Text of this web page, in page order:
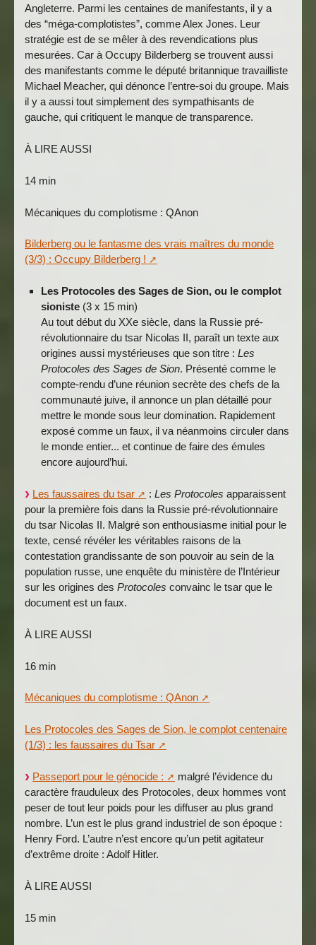
Angleterre. Parmi les centaines de manifestants, il y a
des “méga-complotistes”, comme Alex Jones. Leur
stratégie est de se mêler à des revendications plus
mesurées. Car à Occupy Bilderberg se trouvent aussi
des manifestants comme le député britannique travailliste
Michael Meacher, qui dénonce l’entre-soi du groupe. Mais
il y a aussi tout simplement des sympathisants de
gauche, qui critiquent le manque de transparence.
À LIRE AUSSI
14 min
Mécaniques du complotisme : QAnon
Bilderberg ou le fantasme des vrais maîtres du monde
(3/3) : Occupy Bilderberg !
Les Protocoles des Sages de Sion, ou le complot
sioniste(3 x 15 min)
Au tout début du XXe siècle, dans la Russie pré-
révolutionnaire du tsar Nicolas II, paraît un texte aux
origines aussi mystérieuses que son titre : Les
Protocoles des Sages de Sion. Présenté comme le
compte-rendu d’une réunion secrète des chefs de la
communauté juive, il annonce un plan détaillé pour
mettre le monde sous leur domination. Rapidement
exposé comme un faux, il va néanmoins circuler dans
le monde entier... et continue de faire des émules
encore aujourd’hui.
Les faussaires du tsar :Les Protocoles apparaissent
pour la première fois dans la Russie pré-révolutionnaire
du tsar Nicolas II. Malgré son enthousiasme initial pour le
texte, censé révéler les véritables raisons de la
contestation grandissante de son pouvoir au sein de la
population russe, une enquête du ministère de l’Intérieur
sur les origines desProtocoles convainc le tsar que le
document est un faux.
À LIRE AUSSI
16 min
Mécaniques du complotisme : QAnon
Les Protocoles des Sages de Sion, le complot centenaire
(1/3) : les faussaires du Tsar
Passeport pour le génocide :
malgré l’évidence du
caractère frauduleux des Protocoles, deux hommes vont
peser de tout leur poids pour les diffuser au plus grand
nombre. L’un est le plus grand industriel de son époque :
Henry Ford. L’autre n’est encore qu’un petit agitateur
d’extrême droite : Adolf Hitler.
À LIRE AUSSI
15 min